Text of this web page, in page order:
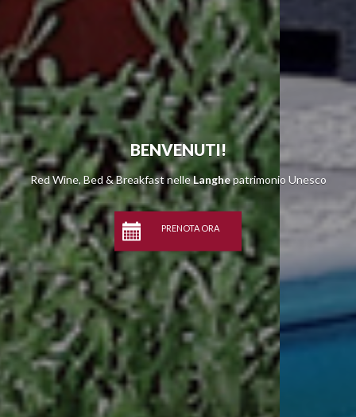
BENVENUTI!
Red Wine, Bed & Breakfast nelleLanghepatrimonio Unesco
PRENOTA ORA